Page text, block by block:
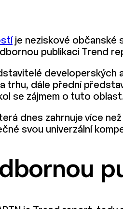
je neziskové občanské
publikaci Trend
developerských
trhu, dále přední
se zájmem o tuto
dnes zahrnuje více
svou univerzální